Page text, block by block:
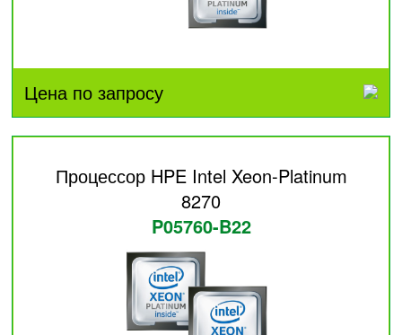
Цена по запросу
Процессор HPE Intel Xeon-Platinum
8270
P05760-B22